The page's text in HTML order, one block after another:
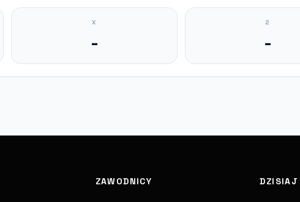
X
-
2
-
ZAWODNICY